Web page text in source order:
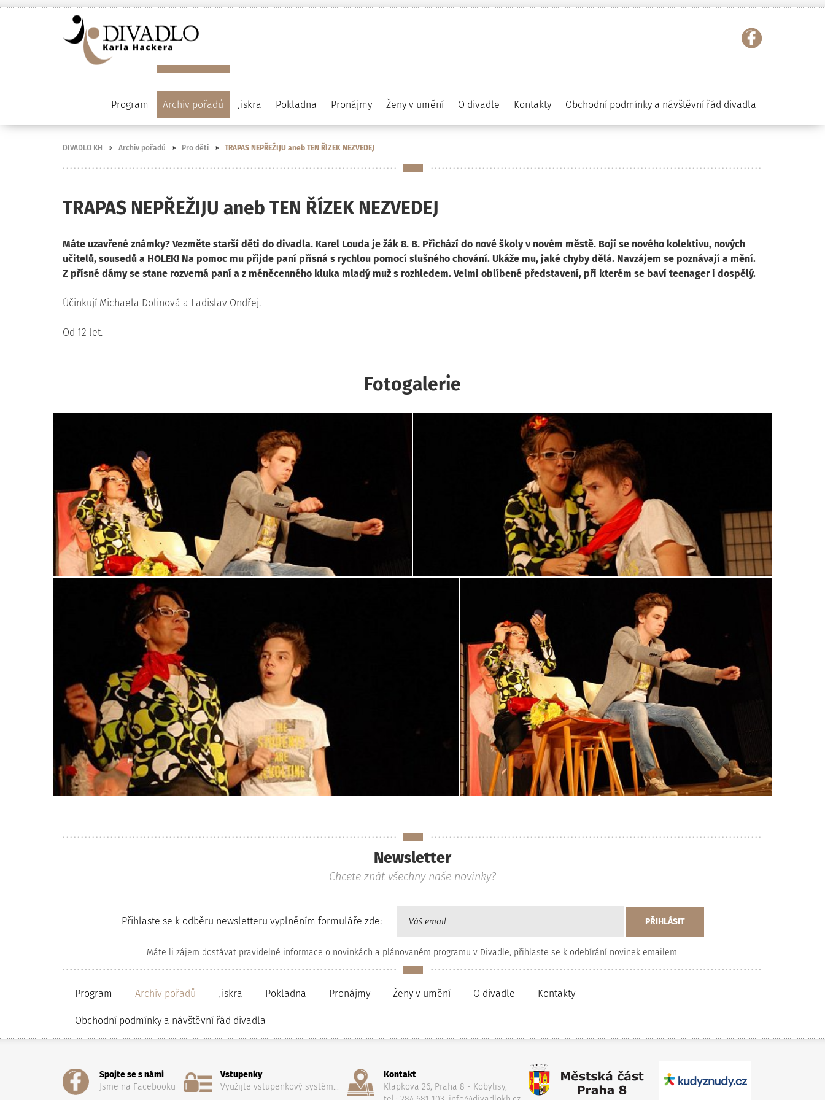
Program Archiv pořadů Jiskra Pokladna Pronájmy Ženy v umění O divadle Kontakty Obchodní podmínky a návštěvní řád divadla
DIVADLO KH Archiv pořadů Pro děti TRAPAS NEPŘEŽIJU aneb TEN ŘÍZEK NEZVEDEJ
TRAPAS NEPŘEŽIJU aneb TEN ŘÍZEK NEZVEDEJ
Máte uzavřené známky? Vezměte starší děti do divadla. Karel Louda je žák 8. B. Přichází do nové školy v novém městě. Bojí se nového kolektivu, nových
učitelů, sousedů a HOLEK! Na pomoc mu přijde paní přísná s rychlou pomocí slušného chování. Ukáže mu, jaké chyby dělá. Navzájem se poznávají a mění.
Z přísné dámy se stane rozverná paní a z méněcenného kluka mladý muž s rozhledem. Velmi oblíbené představení, při kterém se baví teenager i dospělý.
Účinkují Michaela Dolinová a Ladislav Ondřej.
Od 12 let.
Fotogalerie
Newsletter
Chcete znát všechny naše novinky?
Přihlaste se k odběru newsletteru vyplněním formuláře zde:
Máte li zájem dostávat pravidelné informace o novinkách a plánovaném programu v Divadle, přihlaste se k odebírání novinek emailem.
Program Archiv pořadů Jiskra Pokladna Pronájmy Ženy v umění O divadle Kontakty
Obchodní podmínky a návštěvní řád divadla
Spojte se s námi
Jsme na Facebooku
Vstupenky
Využijte vstupenkový systém...
Kontakt
Klapkova 26, Praha 8 - Kobylisy,